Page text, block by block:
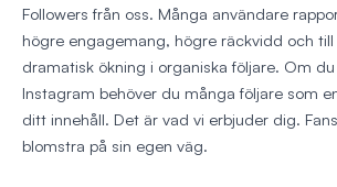
Followers från oss. Många användare
högre engagemang, högre räckvidd och
dramatisk ökning i organiska följare. Om du
Instagram behöver du många följare som
ditt innehåll. Det är vad vi erbjuder dig.
blomstra på sin egen väg.